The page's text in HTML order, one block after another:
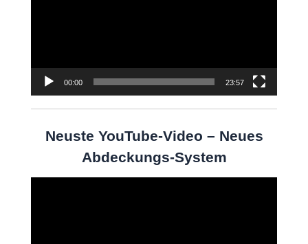
00:00 23:57
Neuste YouTube-Video – Neues
Abdeckungs-System